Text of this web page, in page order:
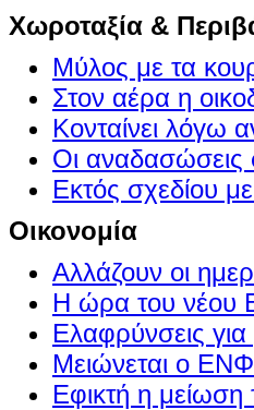
Χωροταξία &
Μύλος με τα
Στον αέρα η
Κονταίνει
Οι αναδασώσεις
Εκτός σχεδίου
Οικονομία
Αλλάζουν οι
Η ώρα του νέου
Ελαφρύνσεις για
Μειώνεται ο
Εφικτή η